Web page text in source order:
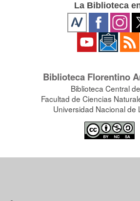
La Biblioteca
Biblioteca Florentino
Biblioteca Central
Facultad de Ciencias
Universidad Nacional de